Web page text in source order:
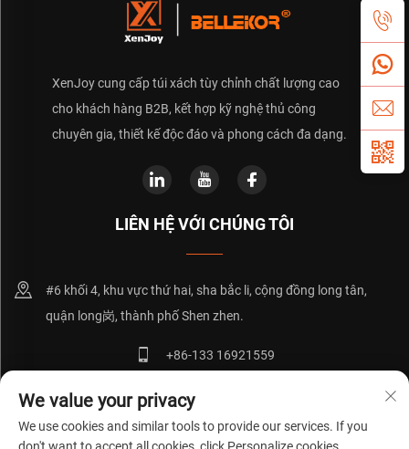
XenJoy cung cấp túi xách tùy chỉnh chất lượng cao
cho khách hàng B2B, kết hợp kỹ nghệ thủ công
chuyên gia, thiết kế độc đáo và phong cách đa dạng.
LIÊN HỆ VỚI CHÚNG TÔI
#6 khối 4, khu vực thứ hai, sha bắc li, cộng đồng long tân,
quận long岗, thành phố Shen zhen.
+86-133 16921559
[email protected]
We value your privacy
We use cookies and similar tools to provide our services. If you